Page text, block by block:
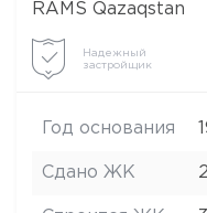
RAMS Qazaqstan
Надежный
застройщик
Год основания
Сдано ЖК